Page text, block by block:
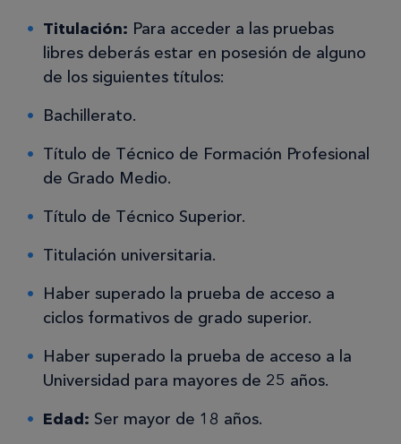
Titulación: Para acceder a las pruebas
libres deberás estar en posesión de alguno
de los siguientes títulos:
Bachillerato.
Título de Técnico de Formación Profesional
de Grado Medio.
Título de Técnico Superior.
Titulación universitaria.
Haber superado la prueba de acceso a
ciclos formativos de grado superior.
Haber superado la prueba de acceso a la
Universidad para mayores de 25 años.
Edad: Ser mayor de 18 años.